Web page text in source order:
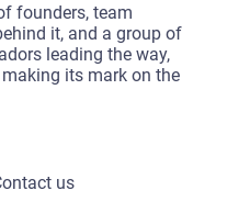
founders, team
it, and a group of
leading the way,
making its mark on the
us